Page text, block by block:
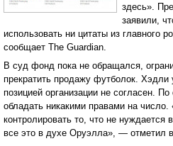
здесь».
заявили,
использовать ни цитаты из главного
сообщает The Guardian.
В суд фонд пока не обращался,
прекратить продажу футболок. Хэдли
позицией организации не согласен.
обладать никакими правами на
контролировать то, что не нуждается
все это в духе Оруэлла», — отметил